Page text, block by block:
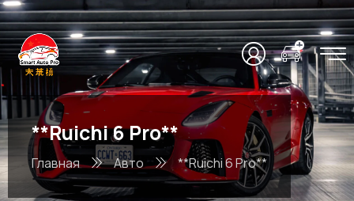
**Ruichi 6 Pro**
Главная Авто **Ruichi 6 Pro**